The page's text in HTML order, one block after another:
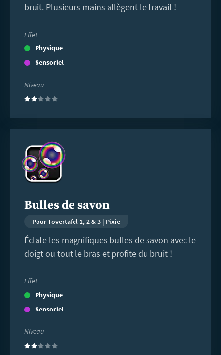
bruit. Plusieurs mains allègent le travail !
Effet
Physique
Sensoriel
Niveau
(2)
Bulles de savon
Pour Tovertafel 1, 2 & 3 | Pixie
Éclate les magnifiques bulles de savon avec le
doigt ou tout le bras et profite du bruit !
Effet
Physique
Sensoriel
Niveau
(2)
savoir
plus